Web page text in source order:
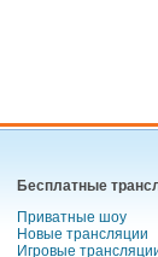
Бесплатные
Приватные шоу
Новые трансляции
Игровые